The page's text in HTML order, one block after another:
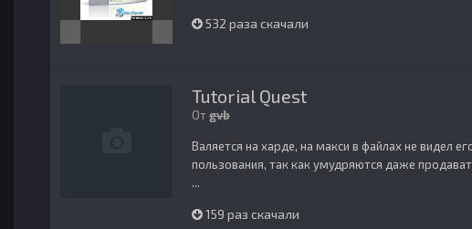
532 раза скачали
Tutorial Quest
Отgvb
Валяется на харде, на макси в файлах не видел
пользования, так как умудряются даже
...
159 раз скачали